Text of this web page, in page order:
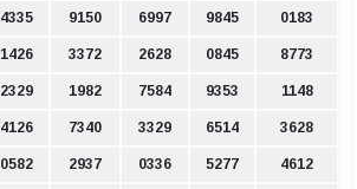
4335 9150 6997 9845 0183
1426 3372 2628 0845 8773
2329 1982 7584 9353 1148
4126 7340 3329 6514 3628
0582 2937 0336 5277 4612